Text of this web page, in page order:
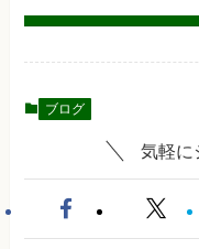
ブログ
気軽に